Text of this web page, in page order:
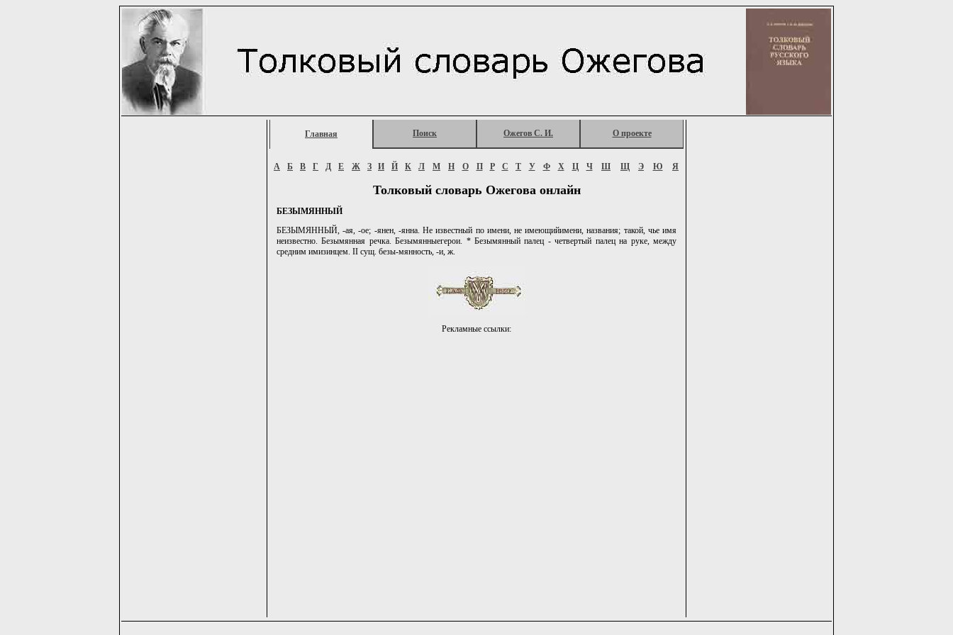
Главная Поиск Ожегов С. И. О проекте
А Б В Г Д Е Ж З И Й К Л М Н О П Р С Т У Ф Х Ц Ч Ш Щ Э Ю Я
Толковый словарь Ожегова онлайн
БЕЗЫМЯННЫЙ
БЕЗЫМЯННЫЙ, -ая, -ое; -янен, -янна. Не известный по имени, не имеющийимени, названия; такой, чье имя
неизвестно. Безымянная речка. Безымянныегерои. * Безымянный палец - четвертый палец на руке, между
средним имизинцем. II сущ. безы-мянность, -и, ж.
Рекламные ссылки: